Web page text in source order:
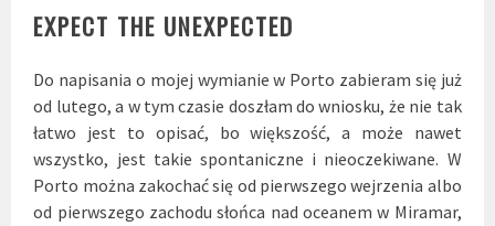
EXPECT THE UNEXPECTED
Do napisania o mojej wymianie w Porto zabieram się już
od lutego, a w tym czasie doszłam do wniosku, że nie tak
łatwo jest to opisać, bo większość, a może nawet
wszystko, jest takie spontaniczne i nieoczekiwane. W
Porto można zakochać się od pierwszego wejrzenia albo
od pierwszego zachodu słońca nad oceanem w Miramar,